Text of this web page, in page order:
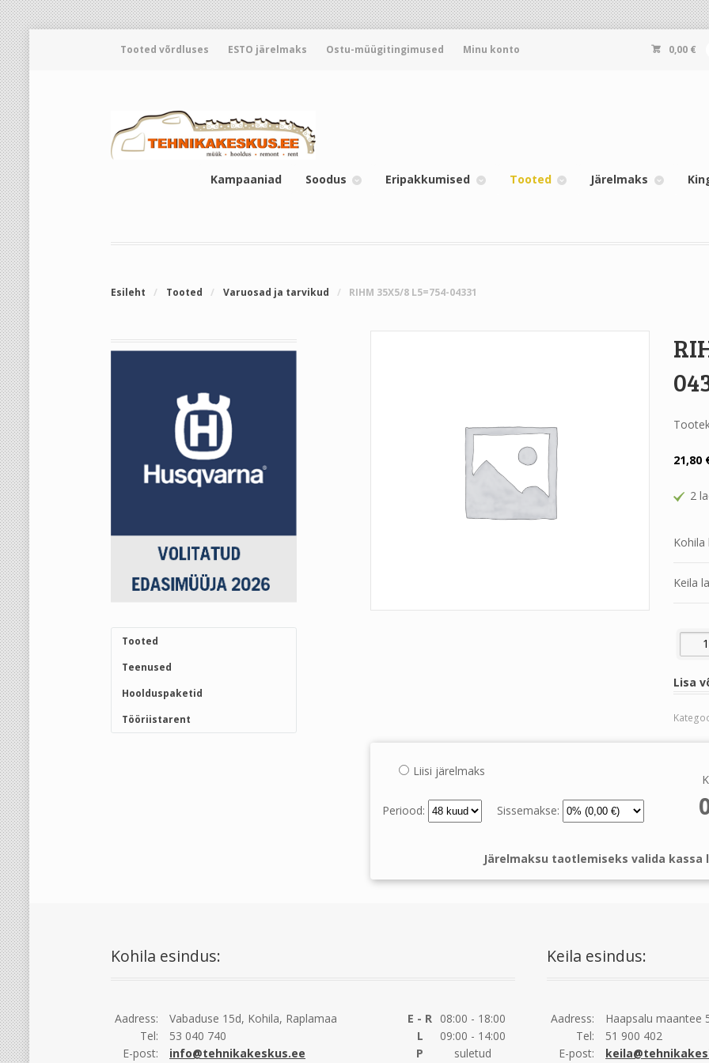
Tooted võrdluses ESTO järelmaks Ostu-müügitingimused Minu konto 0,00 €
Kampaaniad Soodus Eripakkumised Tooted Järelmaks
Esileht / Tooted / Varuosad ja tarvikud / RIHM 35X5/8 L5=754-04331
21,80
2
Kohila
Keila
Lisa
Liisi järelmaks
Periood: Sissemakse:
Järelmaksu taotlemiseks valida kassa
Tooted
Teenused
Hoolduspaketid
Tööriistarent
Kohila esindus:
Aadress:
Vabaduse 15d, Kohila, Raplamaa
Tel:
53 040 740
E-post:
info@tehnikakeskus.ee
E - R 08:00 - 18:00
L
09:00 - 14:00
P
suletud
Keila esindus:
Aadress:
Haapsalu maantee
Tel:
51 900 402
E-post: